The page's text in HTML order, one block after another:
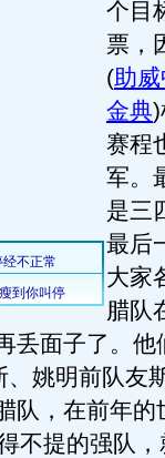
个
票，
(助
金典)
赛程
军。
是三
最后
大家
腊队
丢面子了。他
、姚明前队友
队，在前年的
不提的强队